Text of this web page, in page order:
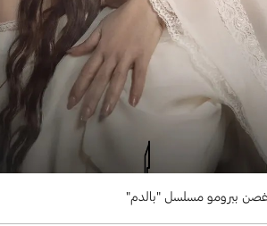
ببرومو مسلسل "بالدم"